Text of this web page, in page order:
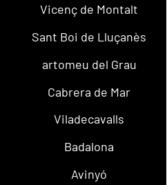
Vicenç de Montalt
Sant Boi de Lluçanès
artomeu del Grau
Cabrera de Mar
Viladecavalls
Badalona
Avinyó